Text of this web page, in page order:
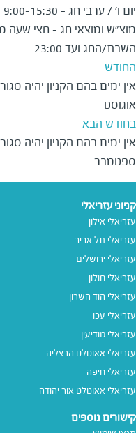
השבת/החג ועד 23:00
החודש
אוגוסט
בחודש הבא
ספטמבר
קניוני עזריאלי
עזריאלי אילון
עזריאלי תל אביב
עזריאלי ירושלים
עזריאלי חולון
עזריאלי הוד השרון
עזריאלי עכו
עזריאלי מודיעין
עזריאלי אאוטלט הרצליה
עזריאלי חיפה
עזריאלי אאוטלט אור יהודה
קישורים נוספים